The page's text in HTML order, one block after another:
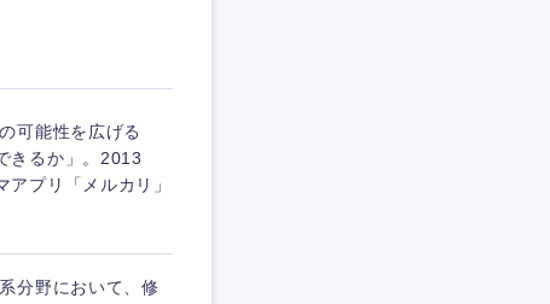
可能性を広げる
きるか」。2013
プリ「メルカリ」
分野において、修